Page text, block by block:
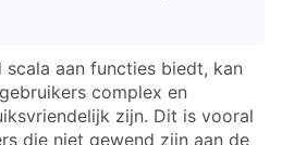
scala aan functies biedt, kan
complex en
zijn. Dit is vooral
die niet gewend zijn aan de